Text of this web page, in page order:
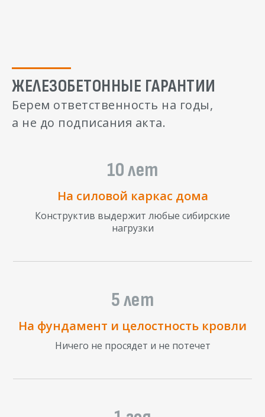
ЖЕЛЕЗОБЕТОННЫЕ ГАРАНТИИ
Берем ответственность на годы,
а не до подписания акта.
10 лет
На силовой каркас дома
Конструктив выдержит любые сибирские
нагрузки
5 лет
На фундамент и целостность кровли
Ничего не просядет и не потечет